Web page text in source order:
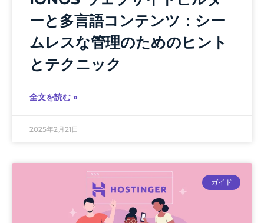
ーと多言語コンテンツ：シー
ムレスな管理のためのヒント
とテクニック
全文を読む »
2025年2月21日
ガイド